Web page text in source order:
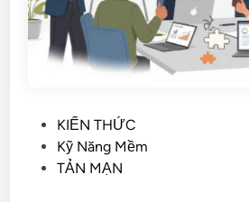
KIẾN THỨC
Kỹ Năng Mềm
TẢN MẠN